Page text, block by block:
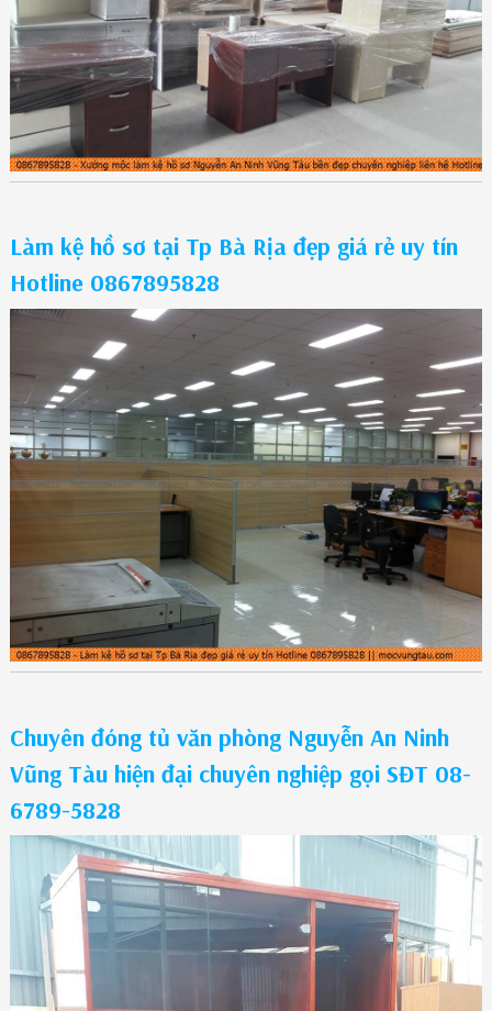
Làm kệ hồ sơ tại Tp Bà Rịa đẹp giá rẻ uy tín
Hotline 0867895828
Chuyên đóng tủ văn phòng Nguyễn An Ninh
Vũng Tàu hiện đại chuyên nghiệp gọi SĐT 08-
6789-5828